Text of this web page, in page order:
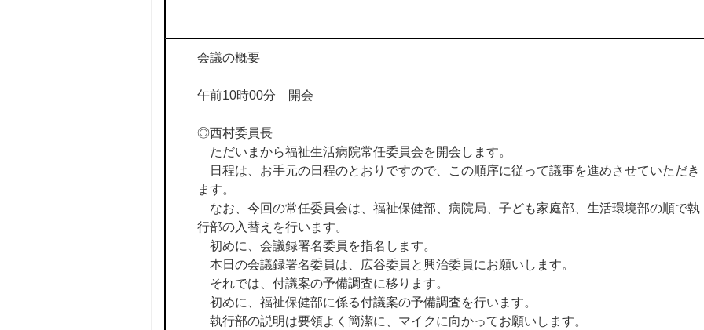
会議の概要
午前10時00分 開会
◎西村委員長
ただいまから福祉生活病院常任委員会を開会します。
日程は、お手元の日程のとおりですので、この順序に従って議事を進めさせていただき
ます。
なお、今回の常任委員会は、福祉保健部、病院局、子ども家庭部、生活環境部の順で執
行部の入替えを行います。
初めに、会議録署名委員を指名します。
本日の会議録署名委員は、広谷委員と興治委員にお願いします。
それでは、付議案の予備調査に移ります。
初めに、福祉保健部に係る付議案の予備調査を行います。
執行部の説明は要領よく簡潔に、マイクに向かってお願いします。